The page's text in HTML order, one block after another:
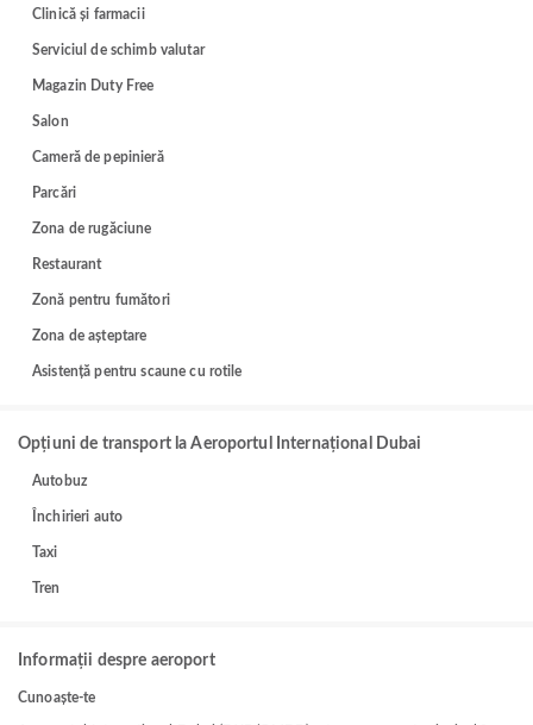
Clinică și farmacii
Serviciul de schimb valutar
Magazin Duty Free
Salon
Cameră de pepinieră
Parcări
Zona de rugăciune
Restaurant
Zonă pentru fumători
Zona de așteptare
Asistență pentru scaune cu rotile
Opțiuni de transport la Aeroportul Internațional Dubai
Autobuz
Închirieri auto
Taxi
Tren
Informații despre aeroport
Cunoaște-te